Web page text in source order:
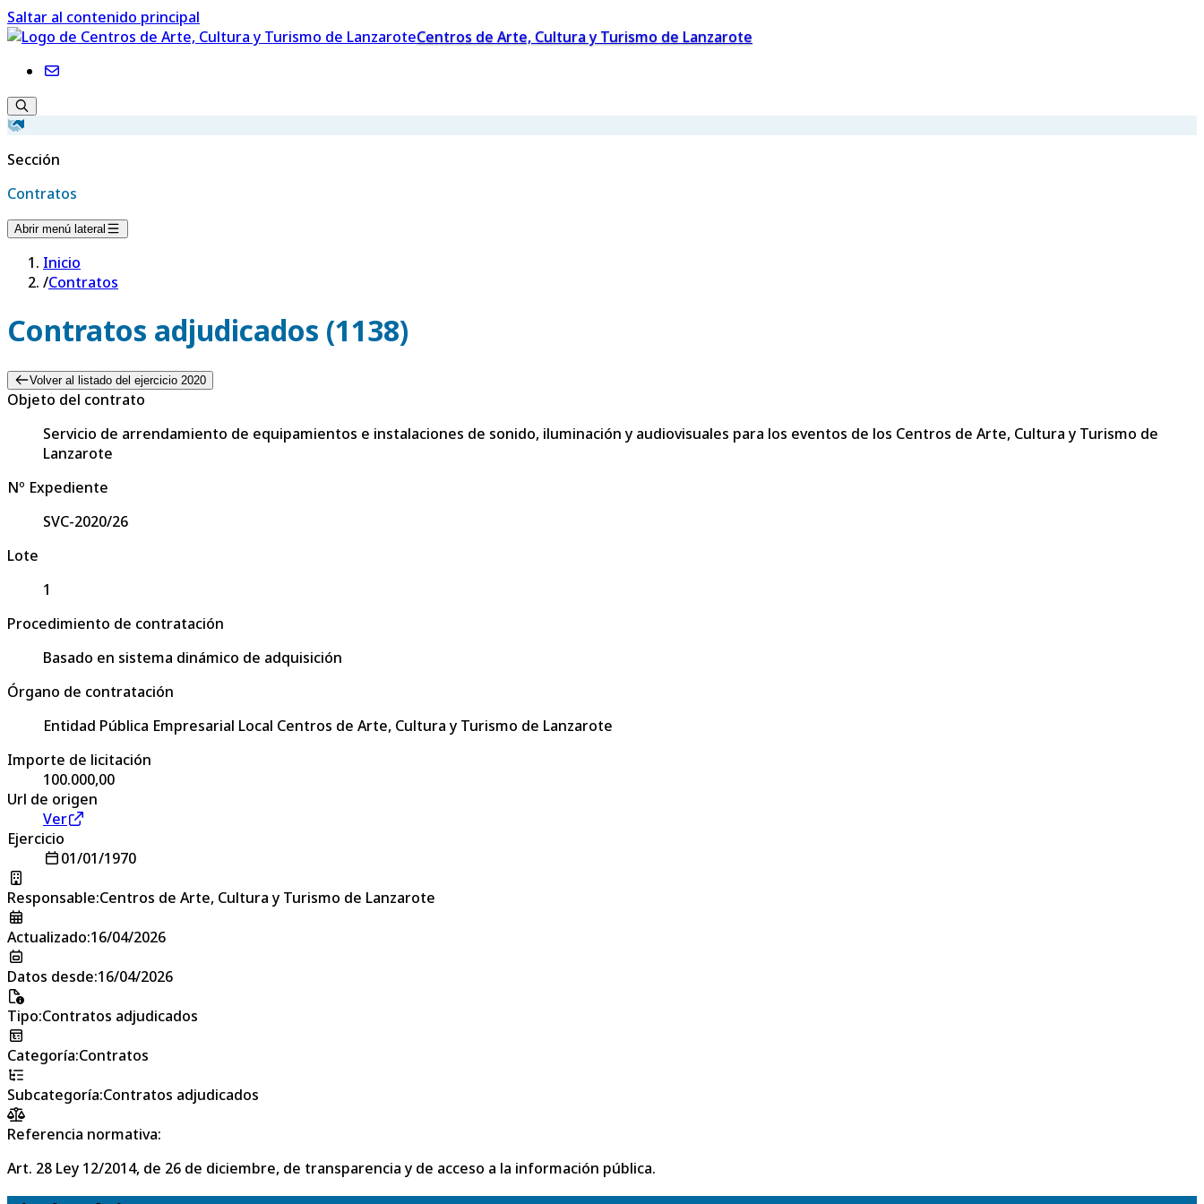
Saltar al contenido principal
Centros de Arte, Cultura y Turismo de Lanzarote
Sección
Contratos
Abrir menú lateral
Inicio
/Contratos
Contratos adjudicados (1138)
Volver al listado del ejercicio 2020
Objeto del contrato
Servicio de arrendamiento de equipamientos e instalaciones de sonido, iluminación y audiovisuales para los eventos de los Centros de Arte, Cultura y Turismo de
Lanzarote
Nº Expediente
SVC-2020/26
Lote
1
Procedimiento de contratación
Basado en sistema dinámico de adquisición
Órgano de contratación
Entidad Pública Empresarial Local Centros de Arte, Cultura y Turismo de Lanzarote
Importe de licitación
100.000,00
Url de origen
Ver
Ejercicio
01/01/1970
Responsable:Centros de Arte, Cultura y Turismo de Lanzarote
Actualizado:16/04/2026
Datos desde:16/04/2026
Tipo:Contratos adjudicados
Categoría:Contratos
Subcategoría:Contratos adjudicados
Referencia normativa:
Art. 28 Ley 12/2014, de 26 de diciembre, de transparencia y de acceso a la información pública.